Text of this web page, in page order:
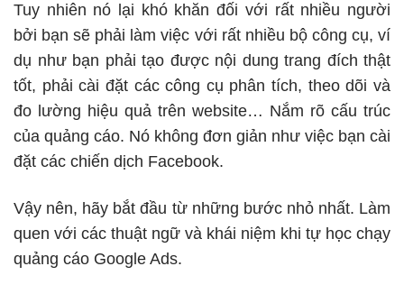
Tuy nhiên nó lại khó khăn đối với rất nhiều người
bởi bạn sẽ phải làm việc với rất nhiều bộ công cụ, ví
dụ như bạn phải tạo được nội dung trang đích thật
tốt, phải cài đặt các công cụ phân tích, theo dõi và
đo lường hiệu quả trên website… Nắm rõ cấu trúc
của quảng cáo. Nó không đơn giản như việc bạn cài
đặt các chiến dịch Facebook.
Vậy nên, hãy bắt đầu từ những bước nhỏ nhất. Làm
quen với các thuật ngữ và khái niệm khi tự học chạy
quảng cáo Google Ads.